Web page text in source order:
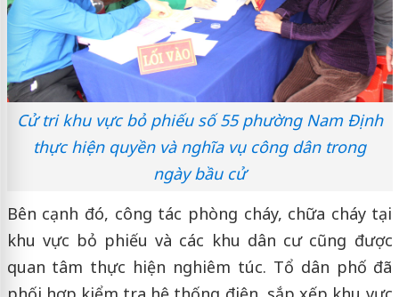
Cử tri khu vực bỏ phiếu số 55 phường Nam Định
thực hiện quyền và nghĩa vụ công dân trong
ngày bầu cử
Bên cạnh đó, công tác phòng cháy, chữa cháy tại
khu vực bỏ phiếu và các khu dân cư cũng được
quan tâm thực hiện nghiêm túc. Tổ dân phố đã